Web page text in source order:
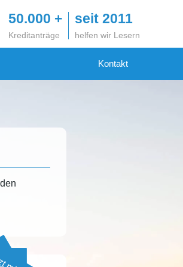
50.000 +
Kreditanträge
seit 2011
helfen wir Lesern
Kontakt